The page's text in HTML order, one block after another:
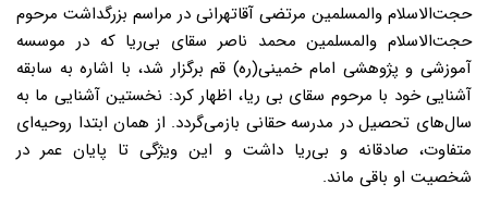
حجت‌الاسلام والمسلمین مرتضی آقاتهرانی در مراسم بزرگداشت مرحوم
حجت‌الاسلام والمسلمین محمد ناصر سقای بی‌ریا که در موسسه
آموزشی و پژوهشی امام خمینی(ره) قم برگزار شد، با اشاره به سابقه
آشنایی خود با مرحوم سقای بی ریا، اظهار کرد: نخستین آشنایی ما به
سال‌های تحصیل در مدرسه حقانی بازمی‌گردد. از همان ابتدا روحیه‌ای
متفاوت، صادقانه و بی‌ریا داشت و این ویژگی تا پایان عمر در
شخصیت او باقی ماند.